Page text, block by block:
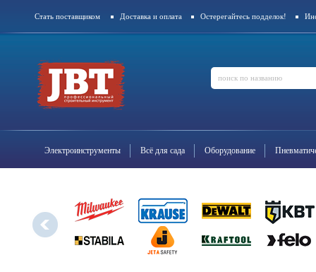
Стать поставщиком Доставка и оплата Остерегайтесь подделок!
Электроинструменты Всё для сада Оборудование